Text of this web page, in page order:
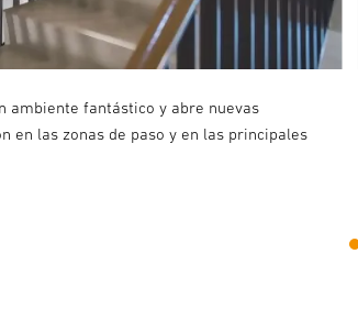
ambiente fantástico y abre nuevas
en las zonas de paso y en las principales